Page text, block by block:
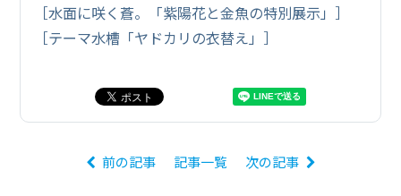
［水面に咲く蒼。「紫陽花と金魚の特別展示」］
［テーマ水槽「ヤドカリの衣替え」］
前の記事 記事一覧 次の記事